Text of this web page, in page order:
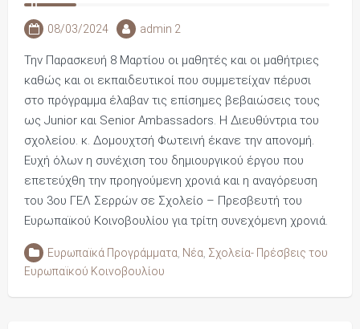
08/03/2024 admin 2
Την Παρασκευή 8 Μαρτίου οι μαθητές και οι μαθήτριες
καθώς και οι εκπαιδευτικοί που συμμετείχαν πέρυσι
στο πρόγραμμα έλαβαν τις επίσημες βεβαιώσεις τους
ως Junior και Senior Ambassadors. Η Διευθύντρια του
σχολείου. κ. Δομουχτσή Φωτεινή έκανε την απονομή.
Ευχή όλων η συνέχιση του δημιουργικού έργου που
επετεύχθη την προηγούμενη χρονιά και η αναγόρευση
του 3ου ΓΕΛ Σερρών σε Σχολείο – Πρεσβευτή του
Ευρωπαϊκού Κοινοβουλίου για τρίτη συνεχόμενη χρονιά.
Ευρωπαϊκά Προγράμματα, Νέα, Σχολεία- Πρέσβεις του
Ευρωπαϊκού Κοινοβουλίου